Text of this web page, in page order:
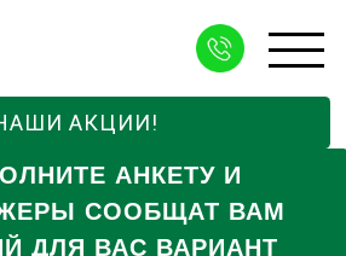
АКЦИИ!
АНКЕТУ И
СООБЩАТ ВАМ
ДЛЯ ВАС ВАРИАНТ